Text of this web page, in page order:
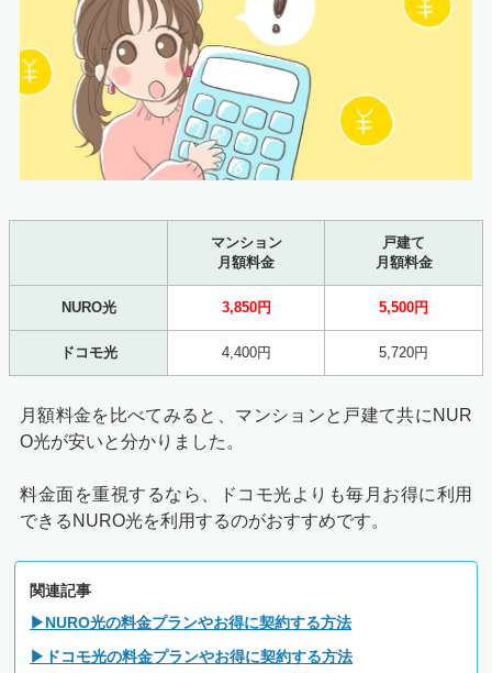
マンション
月額料金
戸建て
月額料金
NURO光 3,850円 5,500円
ドコモ光 4,400円 5,720円
月額料金を比べてみると、マンションと戸建て共にNUR
O光が安いと分かりました。
料金面を重視するなら、ドコモ光よりも毎月お得に利用
できるNURO光を利用するのがおすすめです。
関連記事
▶NURO光の料金プランやお得に契約する方法
▶ドコモ光の料金プランやお得に契約する方法